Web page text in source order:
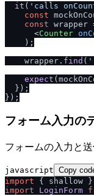
it ( 'calls
const
const wrapper
<Counter
    );
    wrapper.
find (
expect
  });
フォーム入力の
フォームの入力と
javascript Copy
import { shallow }
import
LoginForm